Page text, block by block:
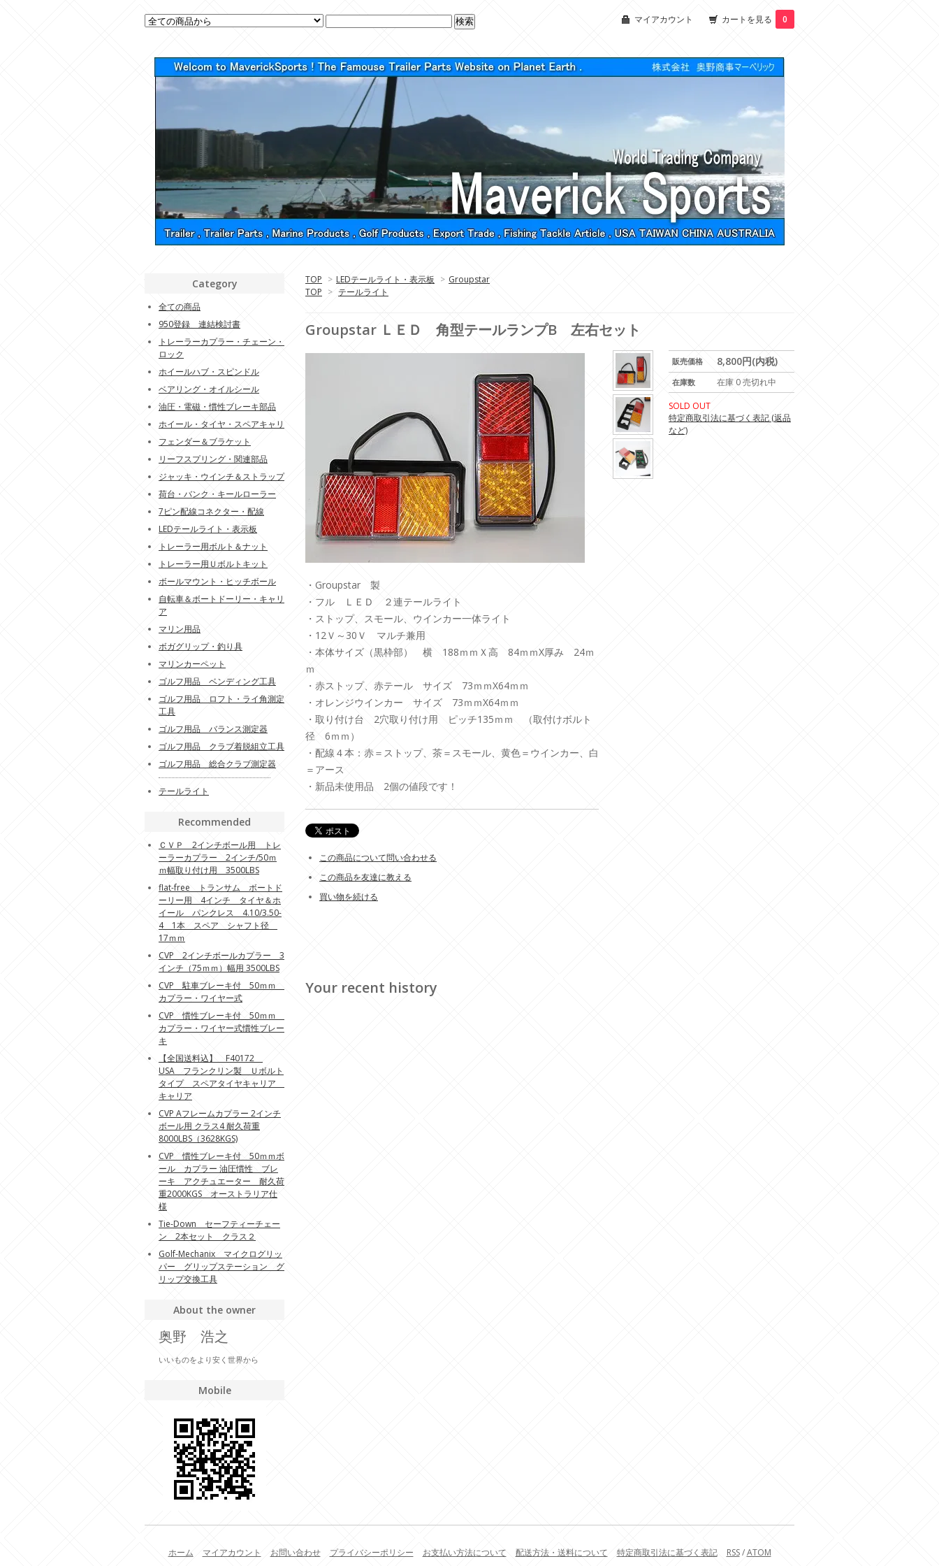
マイアカウント カートを見る 0
TOP > LEDテールライト・表示板 > Groupstar
TOP > テールライト
Groupstar ＬＥＤ 角型テールランプB 左右セット
販売価格 8,800円(内税)
在庫数
在庫 0 売切れ中
SOLD OUT
特定商取引法に基づく表記 (返品
など)
・Groupstar 製
・フル ＬＥＤ ２連テールライト
・ストップ、スモール、ウインカー一体ライト
・12Ｖ～30Ｖ マルチ兼用
・本体サイズ（黒枠部） 横 188ｍｍＸ高 84ｍｍX厚み 24ｍ
ｍ
・赤ストップ、赤テール サイズ 73ｍｍX64ｍｍ
・オレンジウインカー サイズ 73ｍｍX64ｍｍ
・取り付け台 2穴取り付け用 ピッチ135ｍｍ （取付けボルト
径 6ｍｍ）
・配線４本：赤＝ストップ、茶＝スモール、黄色＝ウインカー、白
＝アース
・新品未使用品 2個の値段です！
この商品について問い合わせる
この商品を友達に教える
買い物を続ける
Your recent history
Category
全ての商品
950登録 連結検討書
トレーラーカプラー・チェーン・
ロック
ホイールハブ・スピンドル
ベアリング・オイルシール
油圧・電磁・慣性ブレーキ部品
ホイール・タイヤ・スペアキャリ
フェンダー＆ブラケット
リーフスプリング・関連部品
ジャッキ・ウインチ＆ストラップ
荷台・バンク・キールローラー
7ピン配線コネクター・配線
LEDテールライト・表示板
トレーラー用ボルト＆ナット
トレーラー用Ｕボルトキット
ボールマウント・ヒッチボール
自転車＆ボートドーリー・キャリ
ア
マリン用品
ボガグリップ・釣り具
マリンカーペット
ゴルフ用品 ベンディング工具
ゴルフ用品 ロフト・ライ角測定
工具
ゴルフ用品 バランス測定器
ゴルフ用品 クラブ着脱組立工具
ゴルフ用品 総合クラブ測定器
テールライト
Recommended
ＣＶＰ 2インチボール用 トレ
ーラーカプラー 2インチ/50ｍ
ｍ幅取り付け用 3500LBS
flat-free トランサム ボートド
ーリー用 4インチ タイヤ＆ホ
イール パンクレス 4.10/3.50-
4 1本 スペア シャフト径
17ｍｍ
CVP 2インチボールカプラー 3
インチ（75ｍｍ）幅用 3500LBS
CVP 駐車ブレーキ付 50ｍｍ
カプラー・ワイヤー式
CVP 慣性ブレーキ付 50ｍｍ
カプラー・ワイヤー式慣性ブレー
キ
【全国送料込】 F40172
USA フランクリン製 Ｕボルト
タイプ スペアタイヤキャリア
キャリア
CVP Aフレームカプラー 2インチ
ボール用 クラス4 耐久荷重
8000LBS（3628KGS)
CVP 慣性ブレーキ付 50ｍｍボ
ール カプラー 油圧慣性 ブレ
ーキ アクチュエーター 耐久荷
重2000KGS オーストラリア仕
様
Tie-Down セーフティーチェー
ン 2本セット クラス２
Golf-Mechanix マイクログリッ
パー グリップステーション グ
リップ交換工具
About the owner
奥野 浩之
いいものをより安く世界から
Mobile
ホーム マイアカウント お問い合わせ プライバシーポリシー お支払い方法について 配送方法・送料について 特定商取引法に基づく表記 RSS/ATOM